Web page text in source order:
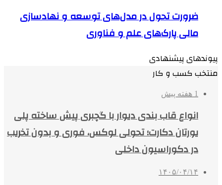
ضرورت تحول در مدل‌های توسعه و نهادسازی
مالی پارک‌های علم و فناوری
پیوندهای پیشنهادی
منتخب کسب و کار
1 هفته پیش
انواع قاب بندی دیوار با گچبری پیش ساخته پلی
یورتان دکارت؛ تحولی لوکس، فوری و بدون تخریب
در دکوراسیون داخلی
۱۴۰۵/۰۴/۱۴